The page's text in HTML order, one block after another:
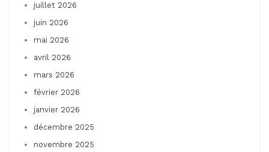
juillet 2026
juin 2026
mai 2026
avril 2026
mars 2026
février 2026
janvier 2026
décembre 2025
novembre 2025